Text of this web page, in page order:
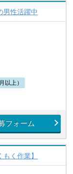
男性活躍中
以上）
フォーム
く作業】